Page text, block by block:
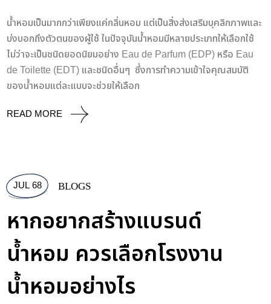
น้ำหอมเป็นมากกว่าเพียงแค่กลิ่นหอม แต่เป็นสิ่งส่งเสริมบุคลิกภาพและ
บ่งบอกถึงตัวตนของผู้ใช้ ในปัจจุบันน้ำหอมมีหลายประเภทให้เลือกใช้
ไม่ว่าจะเป็นชนิดยอดนิยมอย่าง Eau de Parfum (EDP) หรือ Eau
de Toilette (EDT) และชนิดอื่นๆ ซึ่งการทำความเข้าใจคุณสมบัติ
ของน้ำหอมแต่ละแบบจะช่วยให้เลือก
READ MORE
JUL 68 BLOGS
หากอยากสร้างแบรนด์
น้ำหอม ควรเลือกโรงงาน
น้ำหอมอย่างไร